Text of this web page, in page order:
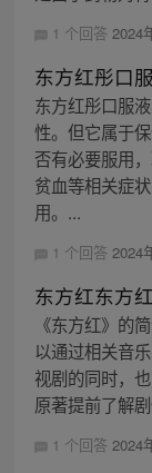
1 个回答 2024
东方红彤口
东方红彤口服
性。但它属于
否有必要服用
贫血等相关症
用。...
1 个回答 2024
东方红东方
《东方红》的
以通过相关音
视剧的同时，
原著提前了解剧
1 个回答 2024